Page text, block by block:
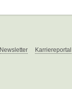
Newsletter Karriereportal